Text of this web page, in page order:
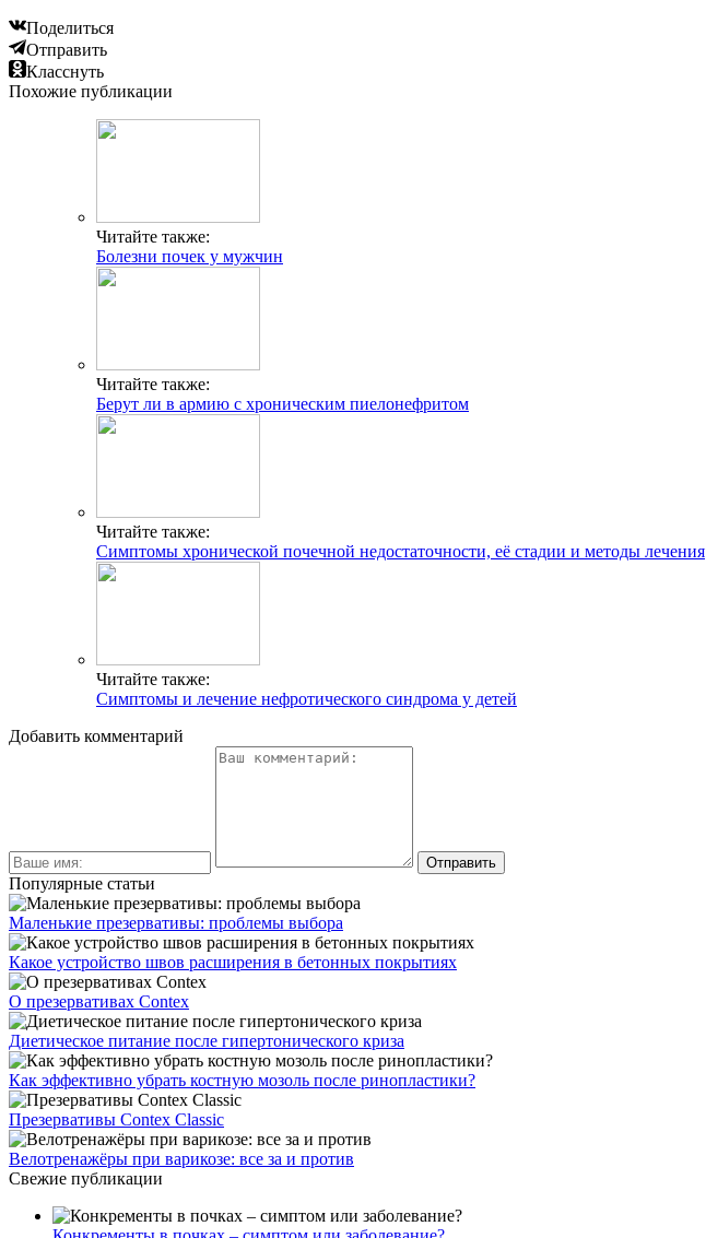
Поделиться
Отправить
Класснуть
Похожие публикации
Читайте также:
Болезни почек у мужчин
Читайте также:
Берут ли в армию с хроническим пиелонефритом
Читайте также:
Симптомы хронической почечной недостаточности, её стадии и методы лечения
Читайте также:
Симптомы и лечение нефротического синдрома у детей
Добавить комментарий
Популярные статьи
Маленькие презервативы: проблемы выбора
Какое устройство швов расширения в бетонных покрытиях
О презервативах Contex
Диетическое питание после гипертонического криза
Как эффективно убрать костную мозоль после ринопластики?
Презервативы Contex Classic
Велотренажёры при варикозе: все за и против
Свежие публикации